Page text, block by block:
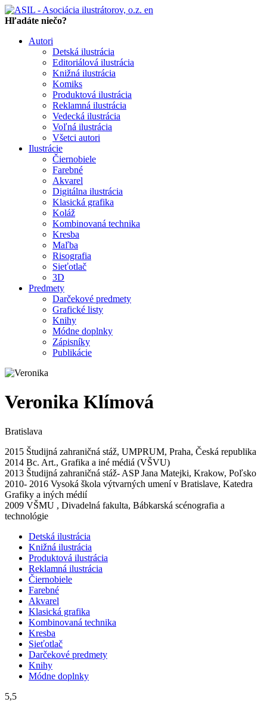
en
Hľadáte niečo?
Autori
Detská ilustrácia
Editoriálová ilustrácia
Knižná ilustrácia
Komiks
Produktová ilustrácia
Reklamná ilustrácia
Vedecká ilustrácia
Voľná ilustrácia
Všetci autori
Ilustrácie
Čiernobiele
Farebné
Akvarel
Digitálna ilustrácia
Klasická grafika
Koláž
Kombinovaná technika
Kresba
Maľba
Risografia
Sieťotlač
3D
Predmety
Darčekové predmety
Grafické listy
Knihy
Módne doplnky
Zápisníky
Publikácie
Veronika Klímová
Bratislava
2015 Študijná zahraničná stáž, UMPRUM, Praha, Česká republika
2014 Bc. Art., Grafika a iné médiá (VŠVU)
2013 Študijná zahraničná stáž- ASP Jana Matejki, Krakow, Poľsko
2010- 2016 Vysoká škola výtvarných umení v Bratislave, Katedra
Grafiky a iných médií
2009 VŠMU , Divadelná fakulta, Bábkarská scénografia a
technológie
Detská ilustrácia
Knižná ilustrácia
Produktová ilustrácia
Reklamná ilustrácia
Čiernobiele
Farebné
Akvarel
Klasická grafika
Kombinovaná technika
Kresba
Sieťotlač
Darčekové predmety
Knihy
Módne doplnky
5,5